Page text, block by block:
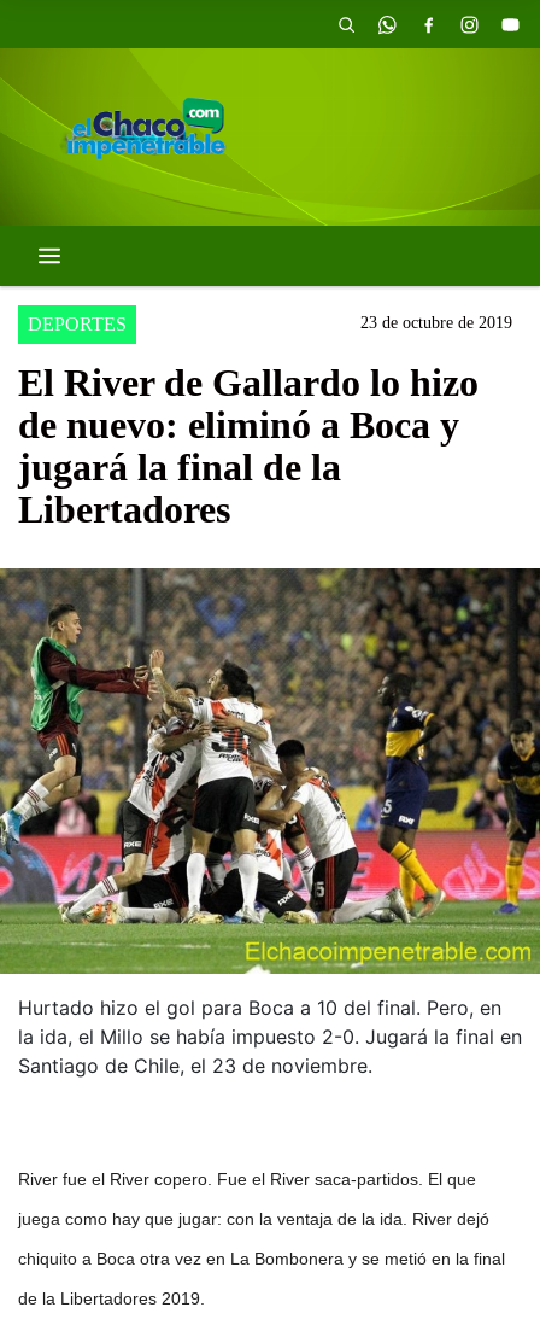
DEPORTES 23 de octubre de 2019
El River de Gallardo lo hizo
de nuevo: eliminó a Boca y
jugará la final de la
Libertadores
Hurtado hizo el gol para Boca a 10 del final. Pero, en
la ida, el Millo se había impuesto 2-0. Jugará la final en
Santiago de Chile, el 23 de noviembre.
River fue el River copero. Fue el River saca-partidos. El que
juega como hay que jugar: con la ventaja de la ida. River dejó
chiquito a Boca otra vez en La Bombonera y se metió en la final
de la Libertadores 2019.